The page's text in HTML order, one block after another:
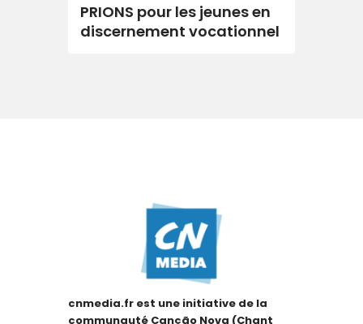
PRIONS pour les jeunes en
discernement vocationnel
cnmedia.fr est une initiative de la
communauté Canção Nova (Chant